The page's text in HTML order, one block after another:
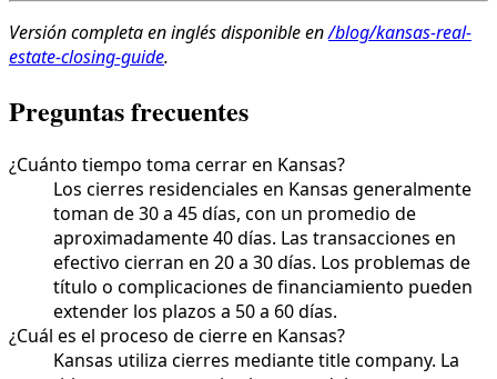
Versión completa en inglés disponible en/blog/kansas-real-
estate-closing-guide.
Preguntas frecuentes
¿Cuánto tiempo toma cerrar en Kansas?
Los cierres residenciales en Kansas generalmente
toman de 30 a 45 días, con un promedio de
aproximadamente 40 días. Las transacciones en
efectivo cierran en 20 a 30 días. Los problemas de
título o complicaciones de financiamiento pueden
extender los plazos a 50 a 60 días.
¿Cuál es el proceso de cierre en Kansas?
Kansas utiliza cierres mediante title company. La